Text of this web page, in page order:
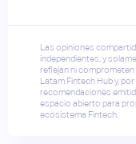
Las opiniones
independientes, y
reflejan ni comprometen
Latam Fintech Hub y,
recomendaciones
espacio abierto para
ecosistema Fintech.